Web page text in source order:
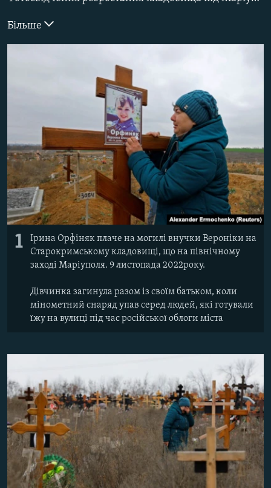
Русский
Qırımtatar
Усі сайти RFE/RL
Більше
1
Ірина Орфіняк плаче на могилі внучки Вероніки на
Старокримському кладовищі, що на північному
заході Маріуполя. 9 листопада 2022року.
Дівчинка загинула разом із своїм батьком, коли
мінометний снаряд упав серед людей, які готували
їжу на вулиці під час російської облоги міста